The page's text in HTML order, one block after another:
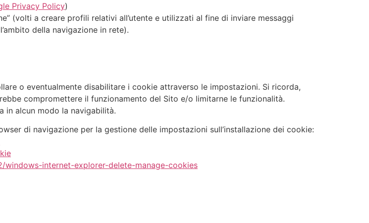
Privacy Policy)
(volti a creare profili relativi all’utente e utilizzati al fine di inviare messaggi
della navigazione in rete).
o eventualmente disabilitare i cookie attraverso le impostazioni. Si ricorda,
compromettere il funzionamento del Sito e/o limitarne le funzionalità.
in alcun modo la navigabilità.
di navigazione per la gestione delle impostazioni sull’installazione dei cookie:
internet-explorer-delete-manage-cookies